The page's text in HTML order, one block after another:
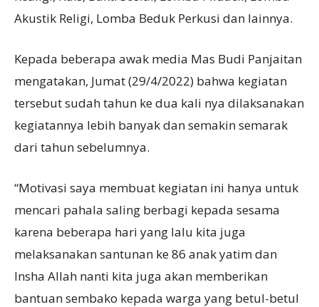
Akustik Religi, Lomba Beduk Perkusi dan lainnya.
Kepada beberapa awak media Mas Budi Panjaitan
mengatakan, Jumat (29/4/2022) bahwa kegiatan
tersebut sudah tahun ke dua kali nya dilaksanakan
kegiatannya lebih banyak dan semakin semarak
dari tahun sebelumnya.
“Motivasi saya membuat kegiatan ini hanya untuk
mencari pahala saling berbagi kepada sesama
karena beberapa hari yang lalu kita juga
melaksanakan santunan ke 86 anak yatim dan
Insha Allah nanti kita juga akan memberikan
bantuan sembako kepada warga yang betul-betul